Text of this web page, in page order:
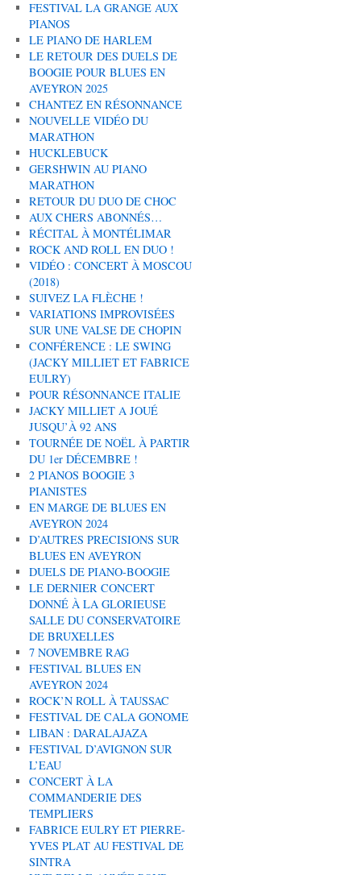
FESTIVAL LA GRANGE AUX
PIANOS
LE PIANO DE HARLEM
LE RETOUR DES DUELS DE
BOOGIE POUR BLUES EN
AVEYRON 2025
CHANTEZ EN RÉSONNANCE
NOUVELLE VIDÉO DU
MARATHON
HUCKLEBUCK
GERSHWIN AU PIANO
MARATHON
RETOUR DU DUO DE CHOC
AUX CHERS ABONNÉS…
RÉCITAL À MONTÉLIMAR
ROCK AND ROLL EN DUO !
VIDÉO : CONCERT À MOSCOU
(2018)
SUIVEZ LA FLÈCHE !
VARIATIONS IMPROVISÉES
SUR UNE VALSE DE CHOPIN
CONFÉRENCE : LE SWING
(JACKY MILLIET ET FABRICE
EULRY)
POUR RÉSONNANCE ITALIE
JACKY MILLIET A JOUÉ
JUSQU’À 92 ANS
TOURNÉE DE NOËL À PARTIR
DU 1er DÉCEMBRE !
2 PIANOS BOOGIE 3
PIANISTES
EN MARGE DE BLUES EN
AVEYRON 2024
D’AUTRES PRECISIONS SUR
BLUES EN AVEYRON
DUELS DE PIANO-BOOGIE
LE DERNIER CONCERT
DONNÉ À LA GLORIEUSE
SALLE DU CONSERVATOIRE
DE BRUXELLES
7 NOVEMBRE RAG
FESTIVAL BLUES EN
AVEYRON 2024
ROCK’N ROLL À TAUSSAC
FESTIVAL DE CALA GONOME
LIBAN : DARALAJAZA
FESTIVAL D’AVIGNON SUR
L’EAU
CONCERT À LA
COMMANDERIE DES
TEMPLIERS
FABRICE EULRY ET PIERRE-
YVES PLAT AU FESTIVAL DE
SINTRA